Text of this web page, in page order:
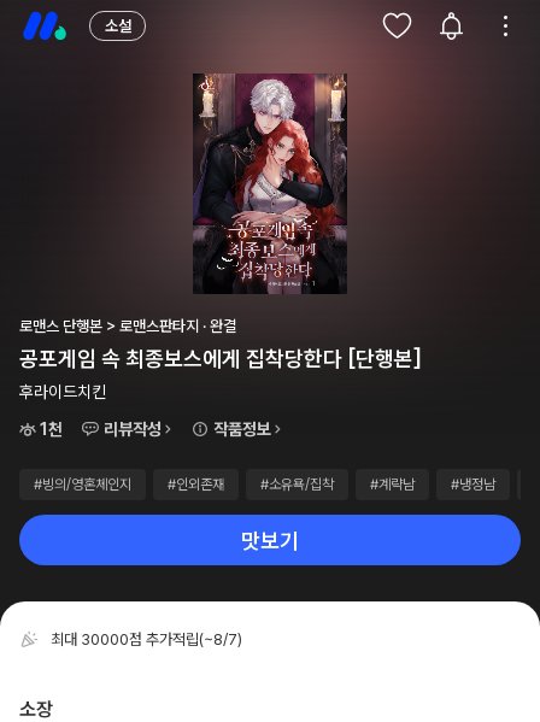
소설
로맨스 단행본 > 로맨스판타지 · 완결
공포게임 속 최종보스에게 집착당한다 [단행본]
후라이드치킨
1천
리뷰작성 작품정보
#빙의/영혼체인지 #인외존재 #소유욕/집착 #계략남 #냉정남
맛보기
최대 30000점 추가적립(~8/7)
소장